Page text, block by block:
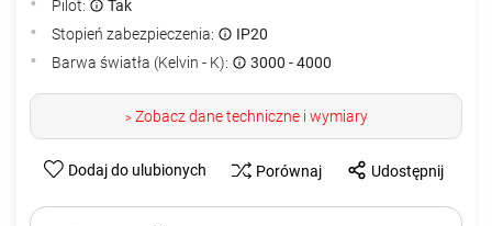
Pilot:
Tak
Stopień zabezpieczenia:
IP20
Barwa światła (Kelvin - K):
3000 - 4000
>Zobacz dane techniczne i wymiary
Dodaj do ulubionych Porównaj Udostępnij